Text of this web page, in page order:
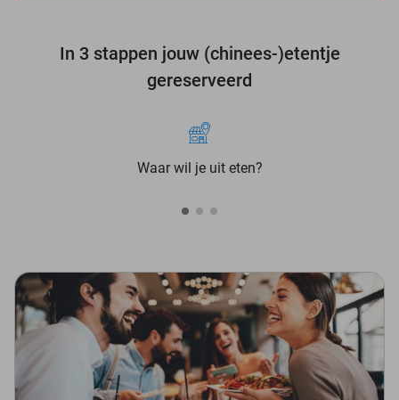
In 3 stappen jouw (chinees-)etentje
gereserveerd
Waar wil je uit eten?